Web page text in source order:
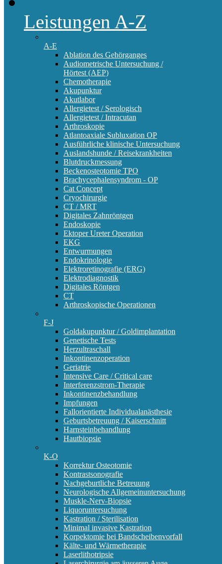
Leistungen A-Z
A-E
Ablation des Gehörganges
Audiometrische Untersuchung /
Hörtest (AEP)
Chemotherapie
Akupunktur
Akutlabor
Allergietest / Serologisch
Allergietest / Intracutan
Arthroskopie
Atlantoaxiale Subluxation OP
Ausführliche klinische Untersuchung
Auslandshunde / Reisekrankheiten
Blutdruckmessung
Beckenosteotomie TPO
Brachycephalensyndrom - OP
Cat Concept
Cryochirurgie
CT / MRT
Digitales Zahnröntgen
Endoskopie
Ektoper Ureter Operation
EKG
Entwurmungen
Endokrinologie
Elektroretinografie (ERG)
Elektrodiagnostik
Digitales Röntgen
CT
Arthroskopische Operationen
F-J
Goldakupunktur / Goldimplantation
Genetische Tests
Herzultraschall
Inkontinenzoperation
Geriatrie
Intensive Care / Critical care
Interferenzstrom-Therapie
Inkontinenzbehandlung
Impfungen
Fallorientierte Individualanästhesie
Geburtsbetreuung / Kaiserschnitt
Harnsteinbehandlung
Hautbiopsie
K-O
Korrektur Osteotomie
Kontrastsonografie
Nachgeburtliche Betreuung
Neurologische Allgemeinuntersuchung
Muskle-Nerv-Biopsie
Liquoruntersuchung
Kastration / Sterilisation
Minimal invasive Kastration
Korpektomie bei Bandscheibenvorfall
Kälte- und Wärmetherapie
Laserlithotripsie